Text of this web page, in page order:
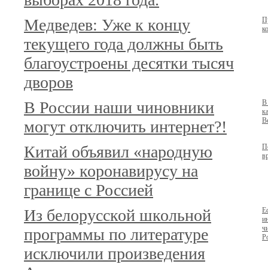
Медведев: Уже к концу
текущего года должны быть
благоустроены десятки тысяч
дворов
В России наши чиновники
могут отключить интернет?!
В
Китай объявил «народную
войну» коронавирусу на
границе с Россией
Из белорусской школьной
программы по литературе
исключили произведения